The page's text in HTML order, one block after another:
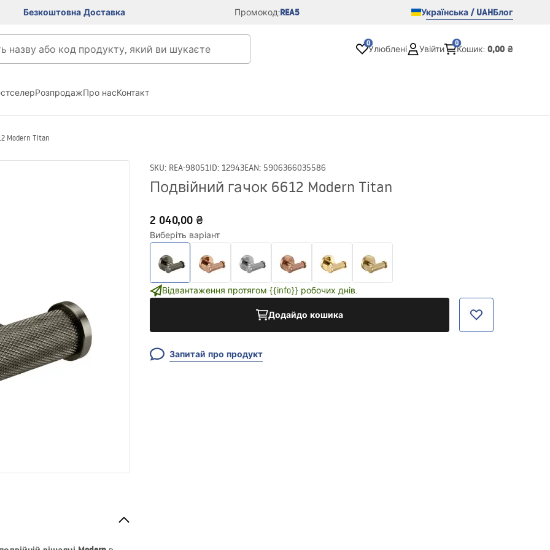
Безкоштовна Доставка Промокод:REA5 Українська / UAHБлог
0
Улюблені Увійти
0
Кошик: 0,00 ₴
РозпродажПро насКонтакт
Modern Titan
SKU: REA-98051ID: 12943EAN: 5906366035586
Подвійний гачок 6612 Modern Titan
2 040,00 ₴
Виберіть варіант
Відвантаження протягом {{info}} робочих днів.
Додайдо кошика
Запитай про продукт